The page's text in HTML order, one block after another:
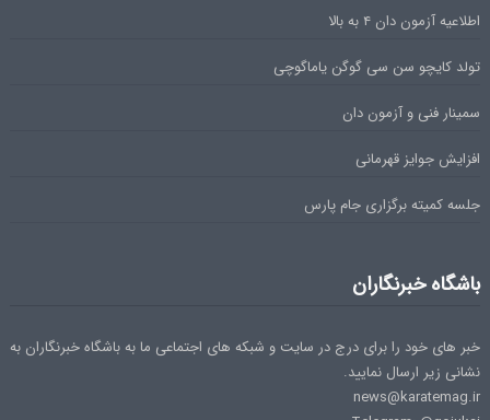
اطلاعیه آزمون دان ۴ به بالا
تولد کایچو سن سی گوگن یاماگوچی
سمینار فنی و آزمون دان
افزایش جوایز قهرمانی
جلسه کمیته برگزاری جام پارس
باشگاه خبرنگاران
خبر های خود را برای درج در سایت و شبکه های اجتماعی ما به باشگاه خبرنگاران به
نشانی زیر ارسال نمایید.
news@karatemag.ir